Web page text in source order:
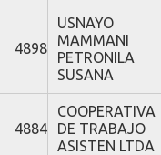
4898
USNAYO
MAMMANI
PETRONILA
SUSANA
4884
COOPERATIVA
DE TRABAJO
ASISTEN LTDA